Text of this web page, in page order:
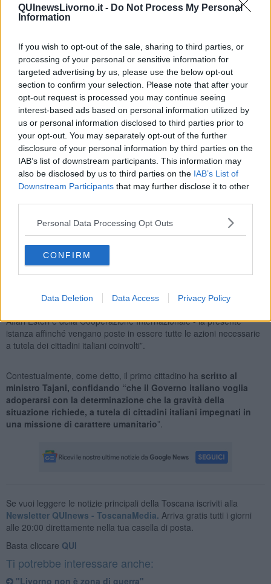
QUInewsLivorno.it - Do Not Process My Personal
Information
If you wish to opt-out of the sale, sharing to third parties, or
processing of your personal or sensitive information for
targeted advertising by us, please use the below opt-out
section to confirm your selection. Please note that after your
opt-out request is processed you may continue seeing
interest-based ads based on personal information utilized by
us or personal information disclosed to third parties prior to
your opt-out. You may separately opt-out of the further
disclosure of your personal information by third parties on the
IAB’s list of downstream participants. This information may
also be disclosed by us to third parties on the IAB’s List of
Downstream Participants that may further disclose it to other
Personal Data Processing Opt Outs
CONFIRM
Data Deletion Data Access Privacy Policy
lettere: una al prefetto Giancarlo Dionisieuna al ministro degli
Affari Esteri e della Cooperazione Internazionale, Antonio
Nelle note, Salvetti esprime la "viva preoccupazione sua e
dell'intera comunità livornese per la sorte di due concittadini
residenti al Villaggio Emilio, Claudio e Federico Paganelli,
fermati dalle autorità militari israeliane mentre si trovavano a
bordo della Global Sumud,l'imbarcazione umanitaria diretta a
Gaza intercettata nelle scorse ore".
In primis il sindaco ha scritto al Prefetto: “Siamo certi che la
Prefettura sia già informata dell'accaduto e che stia seguendo con
necessità che le autorità nazionali si attivino con la massima
urgenza per ottenere notizie certe sulle condizioni dei due
cittadinie per esercitare ogni utile pressione diplomatica
finalizzata al loro rilascio, insieme a quello degli altri membri
dell'equipaggio. La preghiamo pertanto di volerci aggiornare su
situazione dei signori Paganelli, e di voler trasmettere alle
Affari Esteri e della Cooperazione Internazionale - la presente
istanza affinché vengano poste in essere tutte le azioni necessarie
a tutela dei cittadini italiani coinvolti”.
Contestualmente, come detto, il primo cittadino ha scritto al
ministro Tajani, confidando “che il Governo italiano voglia
adoperarsi con la determinazione che la gravità della
situazione richiede, a tutela di cittadini italiani impegnati in
una missione di carattere umanitario”.
Se vuoi leggere le notizie principali della Toscana iscriviti alla
Newsletter QUInews - ToscanaMedia. Arriva gratis tutti i giorni
alle 20:00 direttamente nella tua casella di posta.
Basta cliccare QUI
Ti potrebbe interessare anche:
"Livorno non è zona di guerra"